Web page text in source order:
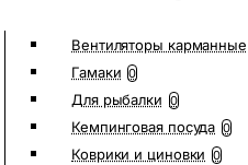
Вентиляторы карманные
Гамаки 0
Для рыбалки 0
Кемпинговая посуда 0
Коврики и циновки 0